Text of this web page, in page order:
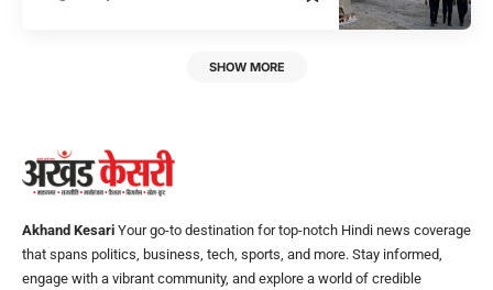
SHOW MORE
Akhand Kesari Your go-to destination for top-notch Hindi news coverage
that spans politics, business, tech, sports, and more. Stay informed,
engage with a vibrant community, and explore a world of credible